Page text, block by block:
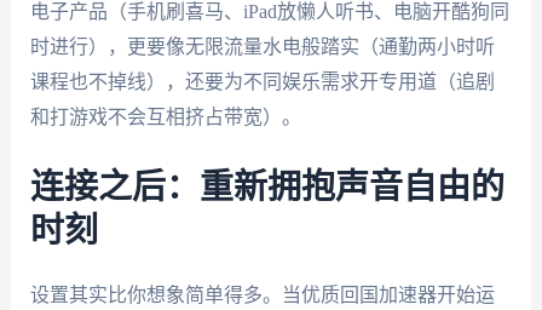
电子产品（手机刷喜马、iPad放懒人听书、电脑开酷狗同
时进行），更要像无限流量水电般踏实（通勤两小时听
课程也不掉线），还要为不同娱乐需求开专用道（追剧
和打游戏不会互相挤占带宽）。
连接之后：重新拥抱声音自由的
时刻
设置其实比你想象简单得多。当优质回国加速器开始运